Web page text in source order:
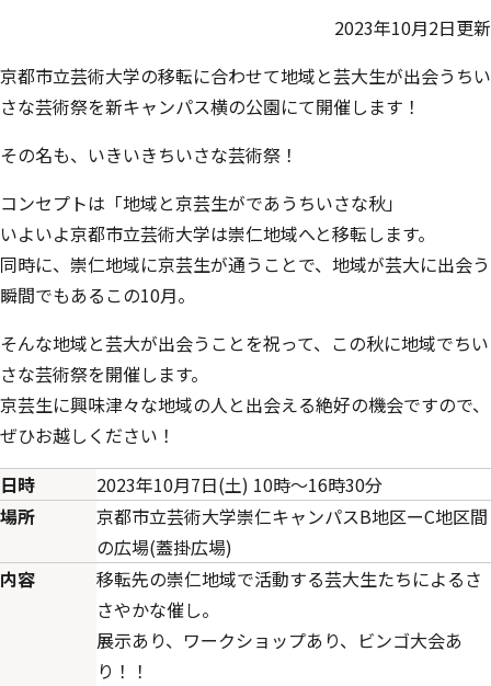
2023年10月2日更新
京都市立芸術大学の移転に合わせて地域と芸大生が出会うちい
さな芸術祭を新キャンパス横の公園にて開催します！
その名も、いきいきちいさな芸術祭！
コンセプトは「地域と京芸生がであうちいさな秋」
いよいよ京都市立芸術大学は崇仁地域へと移転します。
同時に、崇仁地域に京芸生が通うことで、地域が芸大に出会う
瞬間でもあるこの10月。
そんな地域と芸大が出会うことを祝って、この秋に地域でちい
さな芸術祭を開催します。
京芸生に興味津々な地域の人と出会える絶好の機会ですので、
ぜひお越しください！
日時
2023年10月7日(土) 10時～16時30分
場所
京都市立芸術大学崇仁キャンパスB地区ーC地区間
の広場(蓋掛広場)
内容
移転先の崇仁地域で活動する芸大生たちによるさ
さやかな催し。
展示あり、ワークショップあり、ビンゴ大会あ
り！！